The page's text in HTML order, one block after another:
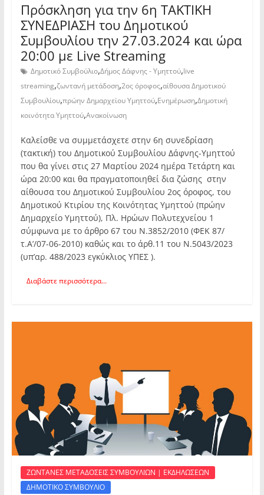
Πρόσκληση για την 6η ΤΑΚΤΙΚΗ
ΣΥΝΕΔΡΙΑΣΗ του Δημοτικού
Συμβουλίου την 27.03.2024 και ώρα
20:00 με Live Streaming
Δημοτικό Συμβούλιο,Δήμος Δάφνης - Υμηττού,live
streaming,ζωντανή μετάδοση,2ος όροφος,αίθουσα Δημοτικού
Συμβουλίου,πρώην Δημαρχείου Υμηττού,Ενημέρωση,Δημοτική
κοινότητα Υμηττού,Ανακοίνωση
Καλείσθε να συμμετάσχετε στην 6η συνεδρίαση
(τακτική) του Δημοτικού Συμβουλίου Δάφνης-Υμηττού
που θα γίνει στις 27 Μαρτίου 2024 ημέρα Τετάρτη και
ώρα 20:00 και θα πραγματοποιηθεί δια ζώσης στην
αίθουσα του Δημοτικού Συμβουλίου 2ος όροφος, του
Δημοτικού Κτιρίου της Κοινότητας Υμηττού (πρώην
Δημαρχείο Υμηττού), Πλ. Ηρώων Πολυτεχνείου 1
σύμφωνα με το άρθρο 67 του Ν.3852/2010 (ΦΕΚ 87/
τ.Α’/07-06-2010) καθώς και το άρθ.11 του Ν.5043/2023
(υπ’αρ. 488/2023 εγκύκλιος ΥΠΕΣ ).
Διαβάστε περισσότερα...
ΖΩΝΤΑΝΕΣ ΜΕΤΑΔΟΣΕΙΣ ΣΥΜΒΟΥΛΙΩΝ | ΕΚΔΗΛΩΣΕΩΝ
ΔΗΜΟΤΙΚΟ ΣΥΜΒΟΥΛΙΟ